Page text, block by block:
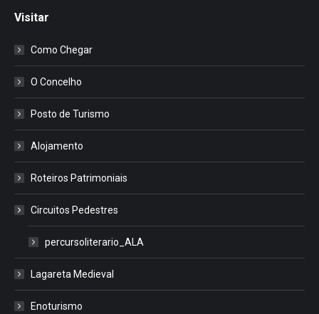
Visitar
Como Chegar
O Concelho
Posto de Turismo
Alojamento
Roteiros Patrimoniais
Circuitos Pedestres
percursoliterario_ALA
Lagareta Medieval
Enoturismo